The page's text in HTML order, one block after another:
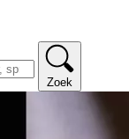
Zoek